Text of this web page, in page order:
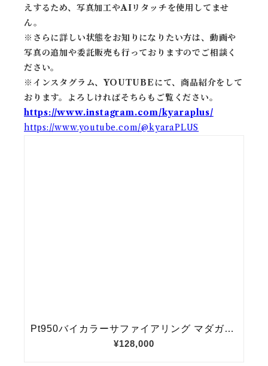
えするため、写真加工やAIリタッチを使用してませ
ん。
※ さらに詳しい状態をお知りになりたい方は、動画や
写真の追加や委託販売も行っておりますのでご相談く
ださい。
※ インスタグラム、YOUTUBEにて、商品紹介をして
おります。よろしければそちらもご覧ください。
https://www.instagram.com/kyaraplus/
https://www.youtube.com/@kyaraPLUS